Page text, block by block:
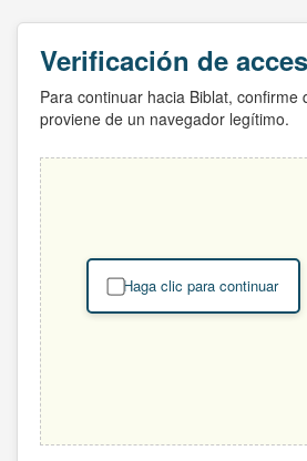
Verificación de
Para continuar hacia Biblat, confirme
proviene de un navegador legítimo.
Haga clic para continuar